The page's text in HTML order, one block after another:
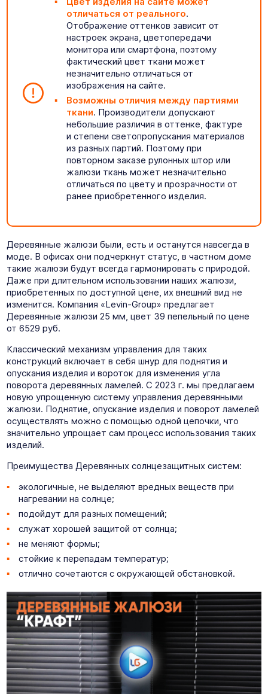
отличаться от реального.
Отображение оттенков зависит от
настроек экрана, цветопередачи
монитора или смартфона, поэтому
фактический цвет ткани может
незначительно отличаться от
изображения на сайте.
Возможны отличия между партиями
ткани. Производители допускают
небольшие различия в оттенке, фактуре
и степени светопропускания материалов
из разных партий. Поэтому при
повторном заказе рулонных штор или
жалюзи ткань может незначительно
отличаться по цвету и прозрачности от
ранее приобретенного изделия.
Деревянные жалюзи были, есть и останутся навсегда в
моде. В офисах они подчеркнут статус, в частном доме
такие жалюзи будут всегда гармонировать с природой.
Даже при длительном использовании наших жалюзи,
приобретенных по доступной цене, их внешний вид не
изменится. Компания «Levin-Group» предлагает
Деревянные жалюзи 25 мм, цвет 39 пепельный по цене
от 6529 руб.
Классический механизм управления для таких
конструкций включает в себя шнур для поднятия и
опускания изделия и вороток для изменения угла
поворота деревянных ламелей. С 2023 г. мы предлагаем
новую упрощенную систему управления деревянными
жалюзи. Поднятие, опускание изделия и поворот ламелей
осуществлять можно с помощью одной цепочки, что
значительно упрощает сам процесс использования таких
изделий.
Преимущества Деревянных солнцезащитных систем:
экологичные, не выделяют вредных веществ при
нагревании на солнце;
подойдут для разных помещений;
служат хорошей защитой от солнца;
не меняют формы;
стойкие к перепадам температур;
отлично сочетаются с окружающей обстановкой.